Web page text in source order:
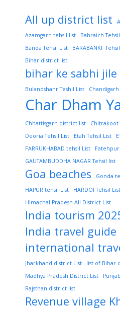
All up district list
Azamgarh tehsil list
Bahraich
Banda Tehsil List
BARABANKI
Bihar district list
bihar ke sabhi
Bulandshahr Teshil List
Chandigarh
Char Dham
Chhattisgarh district list Chitrakoot
Deoria Tehsil List
Etah Tehsil List
FARRUKHABAD tehsil List
Fatehpur
GAUTAMBUDDHA NAGAR Tehsil list
Goa beaches Gonda
HAPUR tehsil List
HARDOI Tehsil List
Himachal Pradesh All District List
India tourism
India travel guide
international
Jharkhand district List
list of Bihar
Madhya Pradesh District List
Rajsthan district list
Revenue village